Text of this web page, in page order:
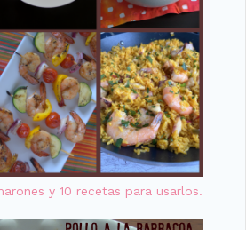
y 10 recetas para usarlos.